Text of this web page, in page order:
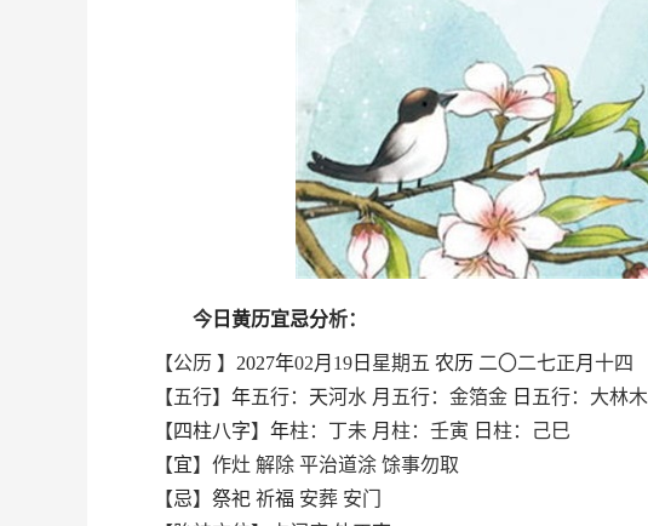
今 日 黄历宜忌分析：
【公历 】 2027年02月 19 日 星期五 农历 二〇二七正月 十四
【五行】 年五行： 天河水 月 五行：金箔金 日 五行：大林木
【四柱八字】 年柱：丁未 月 柱：壬寅 日 柱：己巳
【宜】作灶 解除 平治道涂 馀事勿取
【忌】 祭祀 祈福 安葬 安门